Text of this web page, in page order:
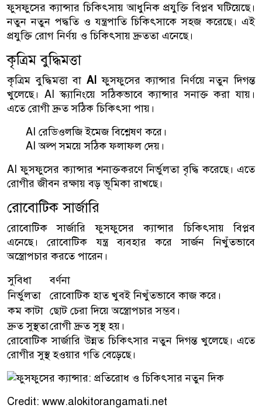
ফুসফুসের ক্যান্সার চিকিৎসায় আধুনিক প্রযুক্তি বিপ্লব ঘটিয়েছে।
নতুন নতুন পদ্ধতি ও যন্ত্রপাতি চিকিৎসাকে সহজ করেছে। এই
প্রযুক্তি রোগ নির্ণয় ও চিকিৎসায় দ্রুততা এনেছে।
কৃত্রিম বুদ্ধিমত্তা
কৃত্রিম বুদ্ধিমত্তা বা AI ফুসফুসের ক্যান্সার নির্ণয়ে নতুন দিগন্ত
খুলেছে। AI স্ক্যানিংয়ে সঠিকভাবে ক্যান্সার সনাক্ত করা যায়।
এতে রোগী দ্রুত সঠিক চিকিৎসা পায়।
AI রেডিওলজি ইমেজ বিশ্লেষণ করে।
AI অল্প সময়ে সঠিক ফলাফল দেয়।
AI ফুসফুসের ক্যান্সার শনাক্তকরণে নির্ভুলতা বৃদ্ধি করেছে। এতে
রোগীর জীবন রক্ষায় বড় ভূমিকা রাখছে।
রোবোটিক সার্জারি
রোবোটিক সার্জারি ফুসফুসের ক্যান্সার চিকিৎসায় বিপ্লব
এনেছে। রোবোটিক যন্ত্র ব্যবহার করে সার্জন নিখুঁতভাবে
অস্ত্রোপচার করতে পারেন।
সুবিধা
বর্ণনা
নির্ভুলতা
রোবোটিক হাত খুবই নিখুঁতভাবে কাজ করে।
কম কাটা ছোট চেরা দিয়ে অস্ত্রোপচার সম্ভব।
দ্রুত সুস্থতারোগী দ্রুত সুস্থ হয়।
রোবোটিক সার্জারি উন্নত চিকিৎসার নতুন দিগন্ত খুলেছে। এতে
রোগীর সুস্থ হওয়ার গতি বেড়েছে।
Credit: www.alokitorangamati.net